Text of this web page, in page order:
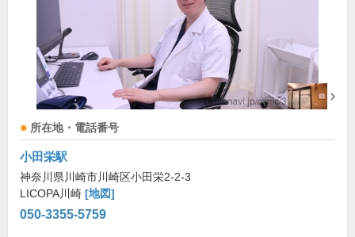
所在地・電話番号
小田栄駅
神奈川県川崎市川崎区小田栄2-2-3
LICOPA川崎 [地図]
050-3355-5759